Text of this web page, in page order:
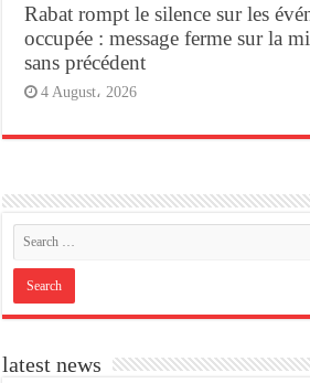
Rabat rompt le silence sur les
occupée : message ferme sur la
sans précédent
4 August، 2026
latest news